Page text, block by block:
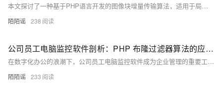
本文探讨了一种基于PHP语言开发的图像块增量传输算法，适用于局域网屏幕监控场景。通过将屏幕图像分块处理、计算哈希值并对比变化区域，该算法显著降低了网络带宽占用，提升了监控效率。在企业管理和远程教育中，该技术可实现终端设备的实时监控与远程管控，同时支持与生物识别等技术融合，拓展应用范围。实验表明，该算法在常规办公场景下可减少90%以上的数据传输量，展现了良好的实时性和优化效果。
陌陌谣 238
公司员工电脑监控软件剖析：PHP 布隆过滤器算法的应用与效能探究
在数字化办公的浪潮下，公司员工电脑监控软件成为企业管理的重要工具，它能够帮助企业了解员工的工作状态、保障数据安全以及提升工作效率。然而，随着监控数据量的不断增长，如何高效地处理和查询这些数据成为了关键问题。布隆过滤器（Bloom Filter）作为一种高效的概率型数据结构，在公司员工电脑监控软件中展现出独特的优势，本文将深入探讨 PHP 语言实现的布隆过滤器算法在该软件中的应用。
陌陌谣 233